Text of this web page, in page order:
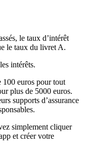
le taux d’intérêt
le taux du livret A.
intérêts.
100 euros pour tout
plus de 5000 euros.
supports d’assurance
simplement cliquer
et créer votre